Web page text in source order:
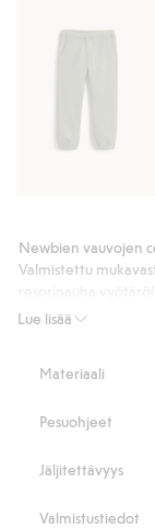
Lue lisää
Newbien vauvojen
Valmistettu
takana, resorit
Tuotenumero
Materiaali
Pesuohjeet
Jäljitettävyys
Valmistustiedot